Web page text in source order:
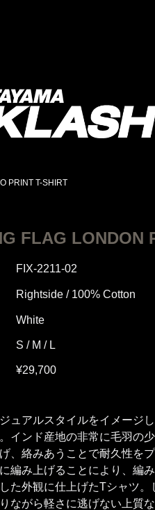
PRINT T-SHIRT
FLAG LONDON
FIX-2211-02
Rightside / 100% Cotton
White
S / M / L
¥29,700
ジュアルスタイルをイメージ
インド産地の非常に毛羽の
、絡みあうことで耐久性を
編み上げることにより、編
た外観に仕上げたTシャツ
ながら軽さに逃げない上質